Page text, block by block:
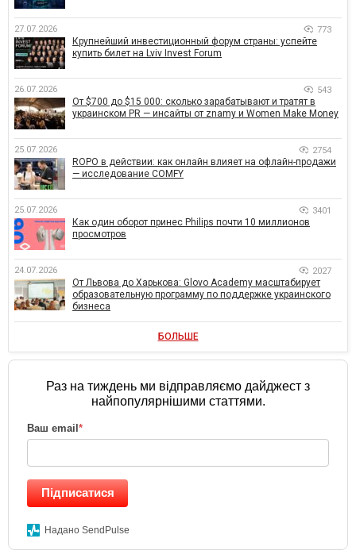
27.07.2026 773
Крупнейший инвестиционный форум страны: успейте
купить билет на Lviv Invest Forum
26.07.2026 543
От $700 до $15 000: сколько зарабатывают и тратят в
украинском PR — инсайты от znamy и Women Make Money
25.07.2026 2754
ROPO в действии: как онлайн влияет на офлайн-продажи
— исследование COMFY
25.07.2026 3401
Как один оборот принес Philips почти 10 миллионов
просмотров
24.07.2026 2027
От Львова до Харькова: Glovo Academy масштабирует
образовательную программу по поддержке украинского
бизнеса
БОЛЬШЕ
Раз на тиждень ми відправляємо дайджест з
найпопулярнішими статтями.
Ваш email *
Підписатися
Надано SendPulse